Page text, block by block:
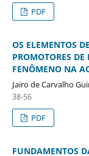
PDF
OS ELEMENTOS
PROMOTORES
FENÔMENO NA
Jairo de Carvalho
38-56
PDF
FUNDAMENTOS